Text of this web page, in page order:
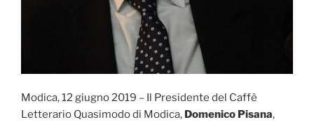
Modica, 12 giugno 2019 – Il Presidente del Caffè
Letterario Quasimodo di Modica, Domenico Pisana,